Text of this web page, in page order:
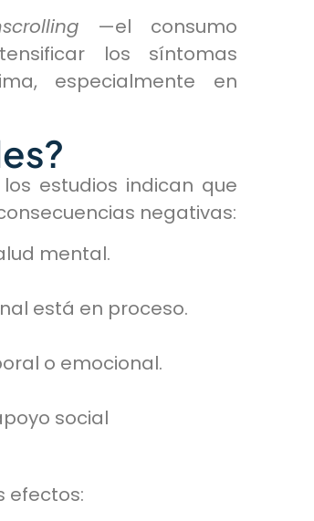
—el consumo
los síntomas
especialmente en
estudios indican que
negativas:
mental.
está en proceso.
o emocional.
social
efectos: